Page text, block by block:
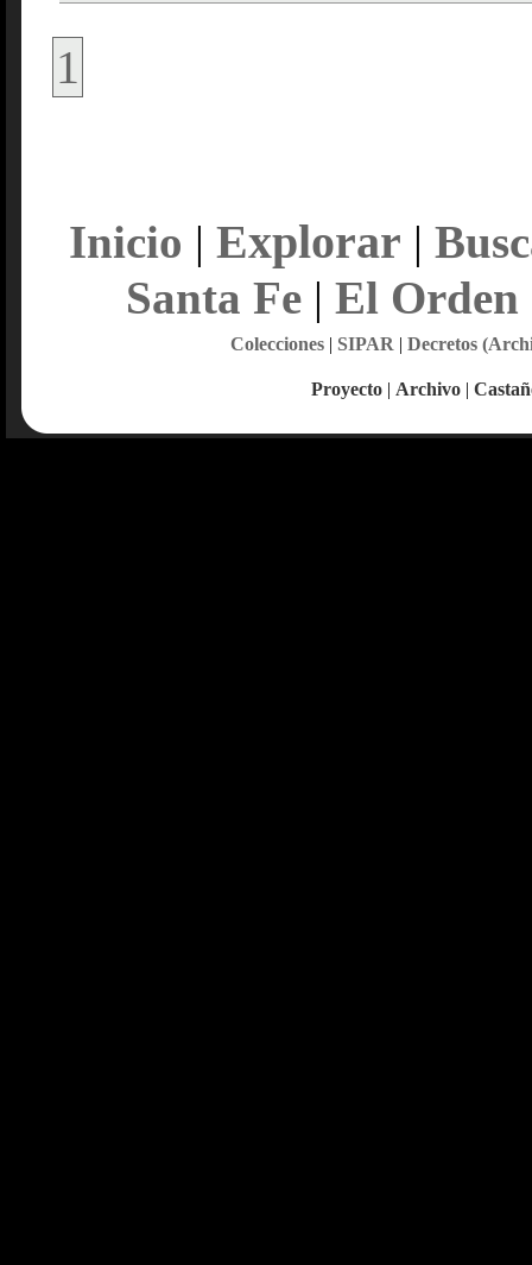
1
Inicio | Explorar |
Santa Fe| El Orden
Colecciones| SIPAR | Decretos
Proyecto | Archivo |